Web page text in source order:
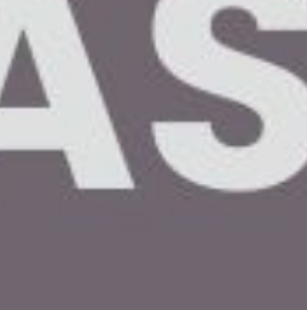
en osedvanligt
AI (GenAI) har blivit
som nu kan imitera
Breach Investigations Report
mer än fördubblats på två
visar en ökad sofistikering.
avancerade språkmodeller för att
svåra att skilja från legitim